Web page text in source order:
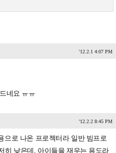
'12.2.1 4:07 PM
네요 ㅠㅠ
'12.2.2 8:45 PM
으로 나온 프로젝터라 일반 빔프로
히 낮은데, 아이들을 재우는 용도라